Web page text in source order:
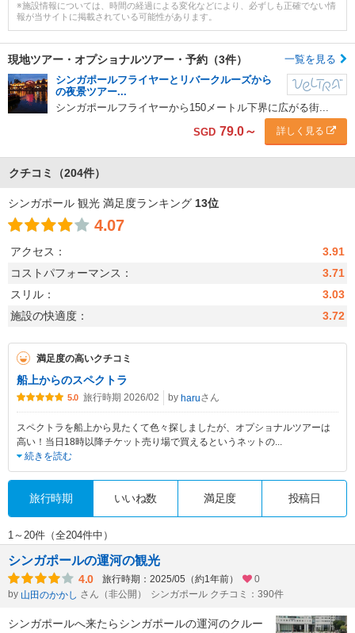
※施設情報については、時間の経過による変化などにより、必ずしも正確でない情
報が当サイトに掲載されている可能性があります。
現地ツアー・ オプショナルツアー・予約（3件）
一覧を見る
シンガポールフライヤーとリバークルーズから
の夜景ツアー...
シンガポールフライヤーから150メートル下界に広がる街...
SGD 79.0～ 詳しく見る
クチコミ （204件）
シンガポール 観光 満足度ランキング 13位
4.07
アクセス：
3.91
コストパフォーマンス：
3.71
スリル：
3.03
施設の快適度：
3.72
満足度の高いクチコミ
船上からのスペクトラ
5.0 旅行時期 2026/02 by haruさん
スペクトラを船上から見たくて色々探しましたが、オプショナルツアーは
高い！当日18時以降チケット売り場で買えるというネットの...
続きを読む
旅行時期 いいね数 満足度 投稿日
1～20件（全204件中）
シンガポールの運河の観光
4.0 旅行時期：2025/05（約1年前）
0
by 山田のかかし さん（非公開） シンガポール クチコミ：390件
シンガポールへ来たらシンガポールの運河のクルー